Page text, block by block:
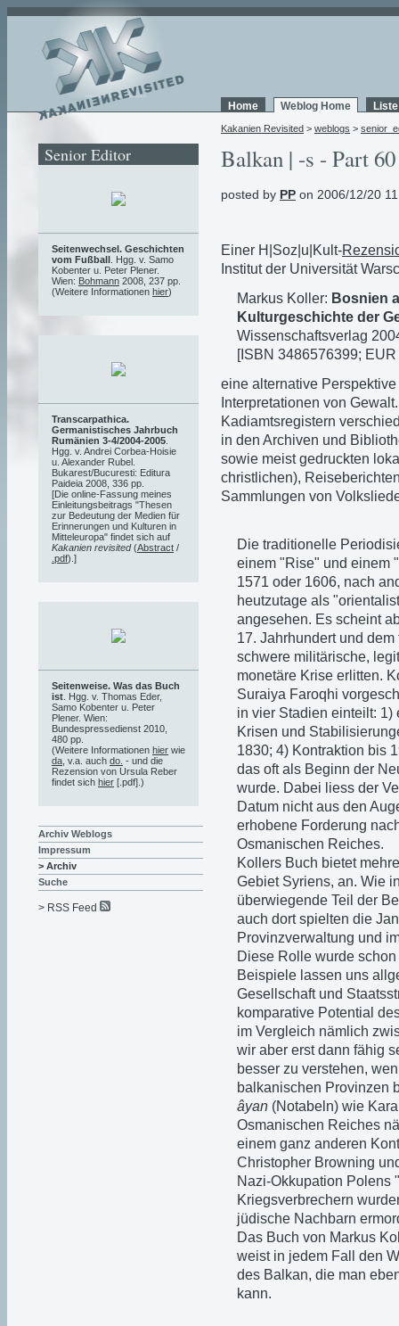
Home Weblog Home
Kakanien Revisited > weblogs >
Balkan | -s - Part 60
posted by PP on 2006/12/20
Einer H|Soz|u|Kult-
Institut der Universität
Markus Koller: Bosnien
Kulturgeschichte der
Wissenschaftsverlag
[ISBN 3486576399; EUR
eine alternative
Interpretationen von
Kadiamtsregistern
in den Archiven und
sowie meist gedruckten
christlichen),
Sammlungen von
Die traditionelle
einem "Rise" und einem
1571 oder 1606, nach
heutzutage als
angesehen. Es scheint
17. Jahrhundert und
schwere militärische,
monetäre Krise erlitten.
Suraiya Faroqhi
in vier Stadien einteilt:
Krisen und
1830; 4) Kontraktion bis
das oft als Beginn der
wurde. Dabei liess der
Datum nicht aus den
erhobene Forderung
Osmanischen Reiches.
Kollers Buch bietet
Gebiet Syriens, an. Wie
überwiegende Teil der
auch dort spielten die
Provinzverwaltung und
Diese Rolle wurde
Beispiele lassen uns
Gesellschaft und
komparative Potential
im Vergleich nämlich
wir aber erst dann fähig
besser zu verstehen,
balkanischen Provinzen
âyan (Notabeln) wie
Osmanischen Reiches
einem ganz anderen
Christopher Browning
Nazi-Okkupation Polens
Kriegsverbrechern
jüdische Nachbarn
Das Buch von Markus
weist in jedem Fall den
des Balkan, die man
kann.
Senior Editor
Seitenwechsel. Geschichten
vom Fußball . Hgg. v. Samo
Kobenter u. Peter Plener.
Wien: Bohmann 2008, 237 pp.
(Weitere Informationen hier)
Transcarpathica.
Germanistisches Jahrbuch
Rumänien 3-4/2004-2005
Hgg. v. Andrei Corbea-Hoisie
u. Alexander Rubel.
Bukarest/Bucuresti: Editura
Paideia 2008, 336 pp.
[Die online-Fassung meines
Einleitungsbeitrags "Thesen
zur Bedeutung der Medien für
Erinnerungen und Kulturen in
Mitteleuropa" findet sich auf
Kakanien revisited(Abstract /
.pdf).]
Seitenweise. Was das Buch
ist . Hgg. v. Thomas Eder,
Samo Kobenter u. Peter
Plener. Wien:
Bundespressedienst 2010,
480 pp.
(Weitere Informationen hier wie
da , v.a. auch do. - und die
Rezension von Ursula Reber
findet sich hier [.pdf].)
Archiv Weblogs
Impressum
> Archiv
Suche
> RSS Feed